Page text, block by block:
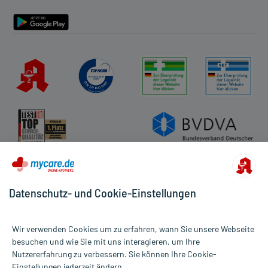
Alle Preise gelten inkl. MwSt., ggf. zzgl. Versandkosten
Datenschutz- und Cookie-Einstellungen
Wir verwenden Cookies um zu erfahren, wann Sie unsere Webseite
besuchen und wie Sie mit uns interagieren, um Ihre
Nutzererfahrung zu verbessern. Sie können Ihre Cookie-